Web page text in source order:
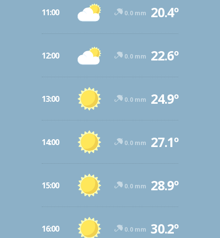
11:00 0.0 mm 20.4º
12:00 0.0 mm 22.6º
13:00 0.0 mm 24.9º
14:00 0.0 mm 27.1º
15:00 0.0 mm 28.9º
16:00 0.0 mm 30.2º